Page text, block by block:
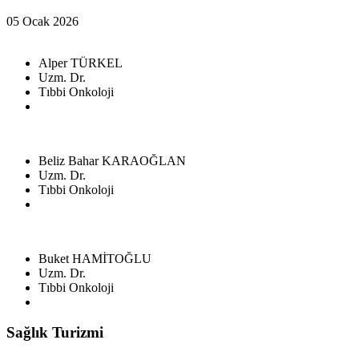
05 Ocak 2026
Alper TÜRKEL
Uzm. Dr.
Tıbbi Onkoloji
Beliz Bahar KARAOĞLAN
Uzm. Dr.
Tıbbi Onkoloji
Buket HAMİTOĞLU
Uzm. Dr.
Tıbbi Onkoloji
Sağlık Turizmi